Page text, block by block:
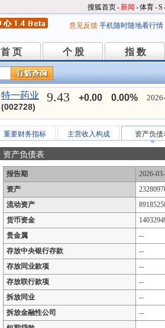
搜狐首页-新闻 -体育-S
意见反馈 手机随时随地看行情
首 页
首 页 个 股
个 股 指 数
指 数
特一药业
(002728)
9.43 +0.00 0.00%
重要财务指标 主营收入构成 资产负债
资产负债表
报告期
2026-
资产
流动资产
货币资金
贵金属
--
存放中央银行存款
--
存放同业款项
--
存放联行款项
--
拆放同业
--
拆放金融性公司
--